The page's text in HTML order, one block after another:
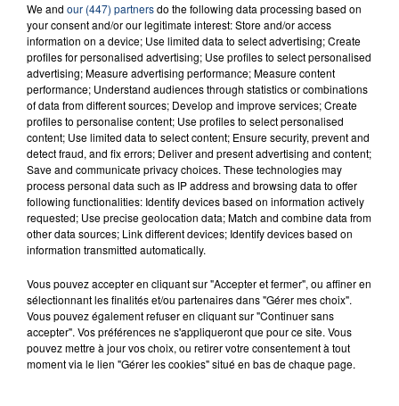
INCENDIE MORTEL À LENS : UNE FEMME ET
SON BÉBÉ ENTRE LA VIE ET LA...
Un homme s'est immolé par le feu après avoir
aspergé sa compagne et leur bébé de trois mois
d'un liquide inflammable.
20 juillet 2026
UNE ADOLESCENTE DEVANT SE FAIRE
OPÉRER DE LA CHEVILLE RESSORT DE LA...
La famille a porté plainte contre la clinique qui a
reconnu sa responsabilité et présenté ses
excuses.
TITRES DIFFUSÉS
We and our (447) partnersdo the following data processing based on
your consent and/or our legitimate interest: Store and/or access
information on a device; Use limited data to select advertising; Create
profiles for personalised advertising; Use profiles to select personalised
advertising; Measure advertising performance; Measure content
performance; Understand audiences through statistics or combinations
of data from different sources; Develop and improve services; Create
profiles to personalise content; Use profiles to select personalised
content; Use limited data to select content; Ensure security, prevent and
detect fraud, and fix errors; Deliver and present advertising and content;
Save and communicate privacy choices. These technologies may
process personal data such as IP address and browsing data to offer
following functionalities: Identify devices based on information actively
requested; Use precise geolocation data; Match and combine data from
other data sources; Link different devices; Identify devices based on
information transmitted automatically.
Vous pouvez accepter en cliquant sur "Accepter et fermer", ou affiner en
sélectionnant les finalités et/ou partenaires dans "Gérer mes choix".
Vous pouvez également refuser en cliquant sur "Continuer sans
accepter". Vos préférences ne s'appliqueront que pour ce site. Vous
pouvez mettre à jour vos choix, ou retirer votre consentement à tout
moment via le lien "Gérer les cookies" situé en bas de chaque page.